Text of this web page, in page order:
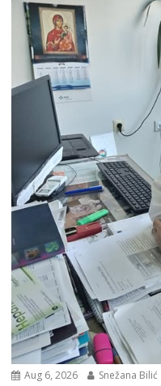
Aug 6, 2026 Snežana Bilić